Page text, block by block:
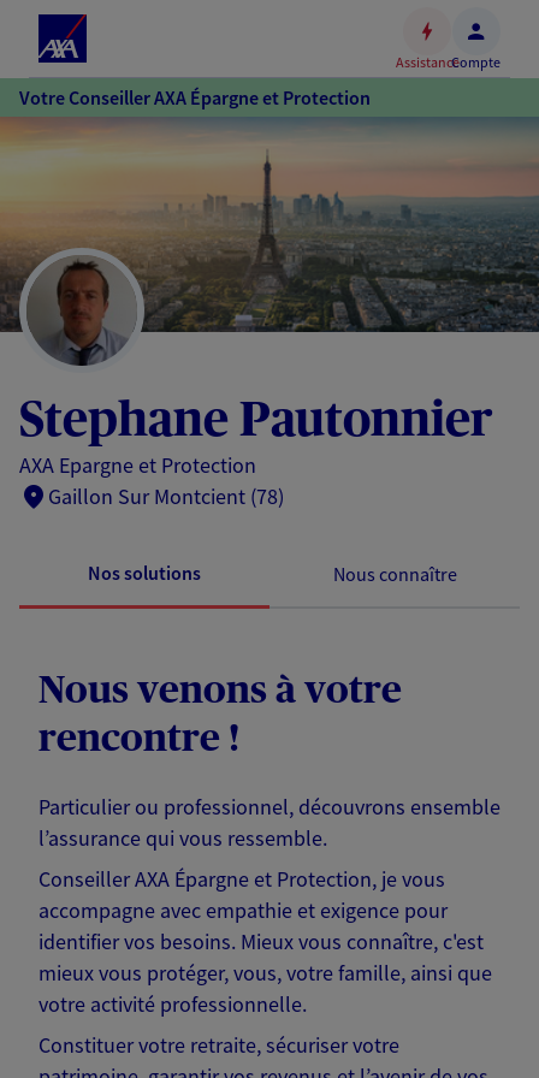
Accéder
au
contenu
principal
Accéder
au
pied
de
page
AssistanceCompte
Votre Conseiller AXA Épargne et Protection
Stephane Pautonnier
AXA Epargne et Protection
Gaillon Sur Montcient (78)
Nos solutions Nous connaître
Nous venons à votre
rencontre !
Particulier ou professionnel, découvrons ensemble
l’assurance qui vous ressemble.
Conseiller AXA Épargne et Protection, je vous
accompagne avec empathie et exigence pour
identifier vos besoins. Mieux vous connaître, c'est
mieux vous protéger, vous, votre famille, ainsi que
votre activité professionnelle.
Constituer votre retraite, sécuriser votre